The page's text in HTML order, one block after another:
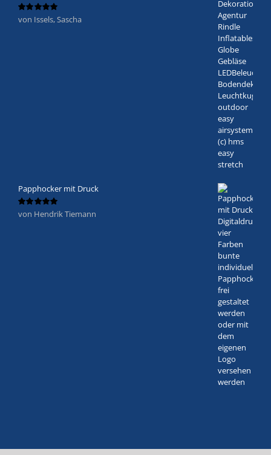
Bewertet
von Issels, Sascha
Papphocker mit Druck
Bewertet
von Hendrik Tiemann